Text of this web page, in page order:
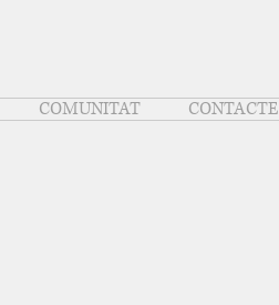
COMUNITAT CONTACTE